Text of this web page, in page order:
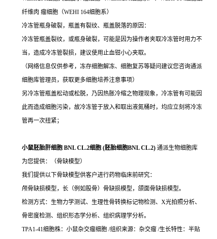
纤维肉 瘤细胞（WEHI 164细胞系）
冷冻管瓶身破裂，瓶盖有裂纹、瓶盖脱落的原因：
冷冻管瓶盖裂纹，或瓶身破裂，可能是因为操作者夹取冷冻管时用力不
当，造成冷冻管裂损，建议使用止血钳小心夹取。
（网络信息仅供参考，冻存细胞解冻、细胞复苏等疑问建议您咨询通派
细胞库管理员，获取更多细胞培养注意事项）
另冷冻管瓶盖松动或松脱，乃因热胀冷缩之物理现象，冷冻管有可能因
此而造成细胞污染，故冷冻管于放入和取出液氮桶时，均应立刻将冷冻
管再一次扭紧；
小鼠胚胎肝细胞 BNL CL.2细胞 (胚胎细胞BNL CL.2) 通派生物细胞库
为您提供：（骨缺模型）
我们提供以下骨缺模型供客户进行药物临床前研究：
颅骨缺损模型，长（例如股骨）骨缺损模型，颌面骨缺损模型。
检测方式：生物力学测试、生理性骨转换标记物检测、X光拍照分析、
骨密度检测、组织形态学分析、组织病理学分析。
TPA1-41细胞株：小鼠杂交瘤细胞 /组织来源：杂交瘤 /生长特性：半贴